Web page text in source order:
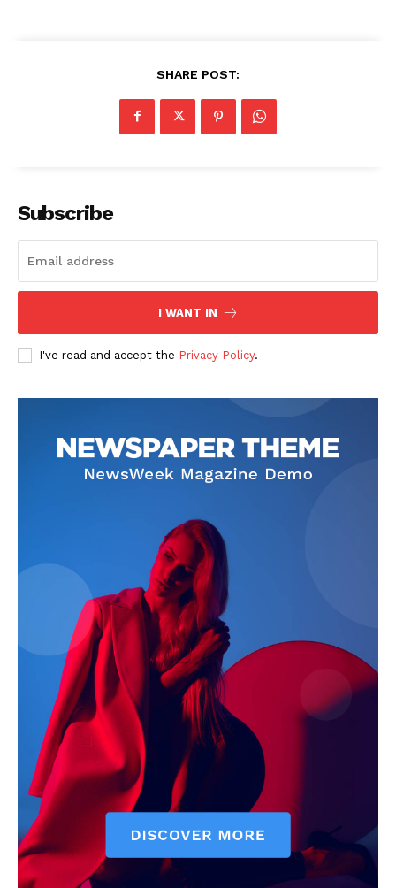
SHARE POST:
Subscribe
I WANT IN
I've read and accept the Privacy Policy.